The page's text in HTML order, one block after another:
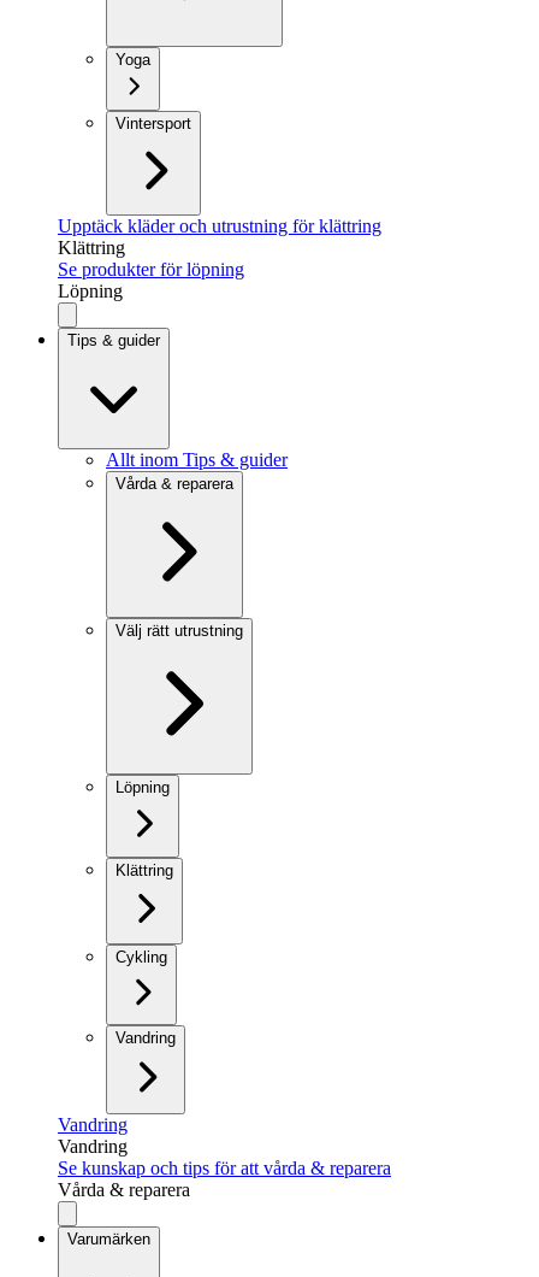
Yoga
Vintersport
Upptäck kläder och utrustning för klättring
Klättring
Se produkter för löpning
Löpning
Tips & guider
Allt inom Tips & guider
Vårda & reparera
Välj rätt utrustning
Löpning
Klättring
Cykling
Vandring
Vandring
Vandring
Se kunskap och tips för att vårda & reparera
Vårda & reparera
Varumärken